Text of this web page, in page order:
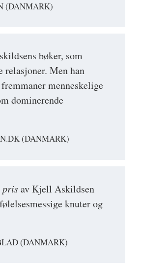
(DANMARK)
bøker, som
relasjoner. Men han
menneskelige
dominerende
(DANMARK)
prisav Kjell Askildsen
knuter og
(DANMARK)